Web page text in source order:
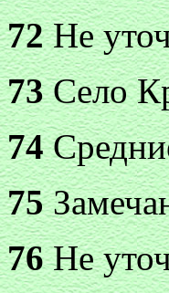
72Не
73Село
74
75
76Не